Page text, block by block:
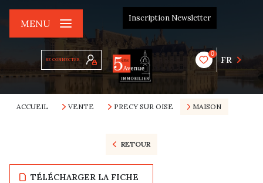
SE CONNECTER
Inscription Newsletter
0
FR
MENU
ACCUEIL VENTE PRECY SUR OISE MAISON
RETOUR
TÉLÉCHARGER LA FICHE